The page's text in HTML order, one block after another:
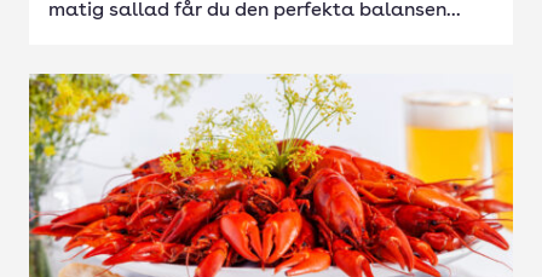
matig sallad får du den perfekta balansen...